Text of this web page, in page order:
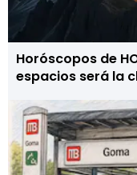
Horóscopos de
espacios será la